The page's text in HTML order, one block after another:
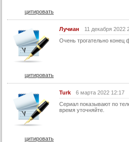
61 серия
62 серия
63 серия
64 серия
65 серия
67 серия
68 серия
цитировать
Лучиан
11 декабря 2022
Очень трогательно конец
цитировать
Turk
6 марта 2022 12:17
Сериал показывают по
время уточняйте.
цитировать